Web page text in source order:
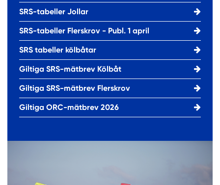
SRS-tabeller Jollar
SRS-tabeller Flerskrov - Publ. 1 april
SRS tabeller kölbåtar
Giltiga SRS-mätbrev Kölbåt
Giltiga SRS-mätbrev Flerskrov
Giltiga ORC-mätbrev 2026